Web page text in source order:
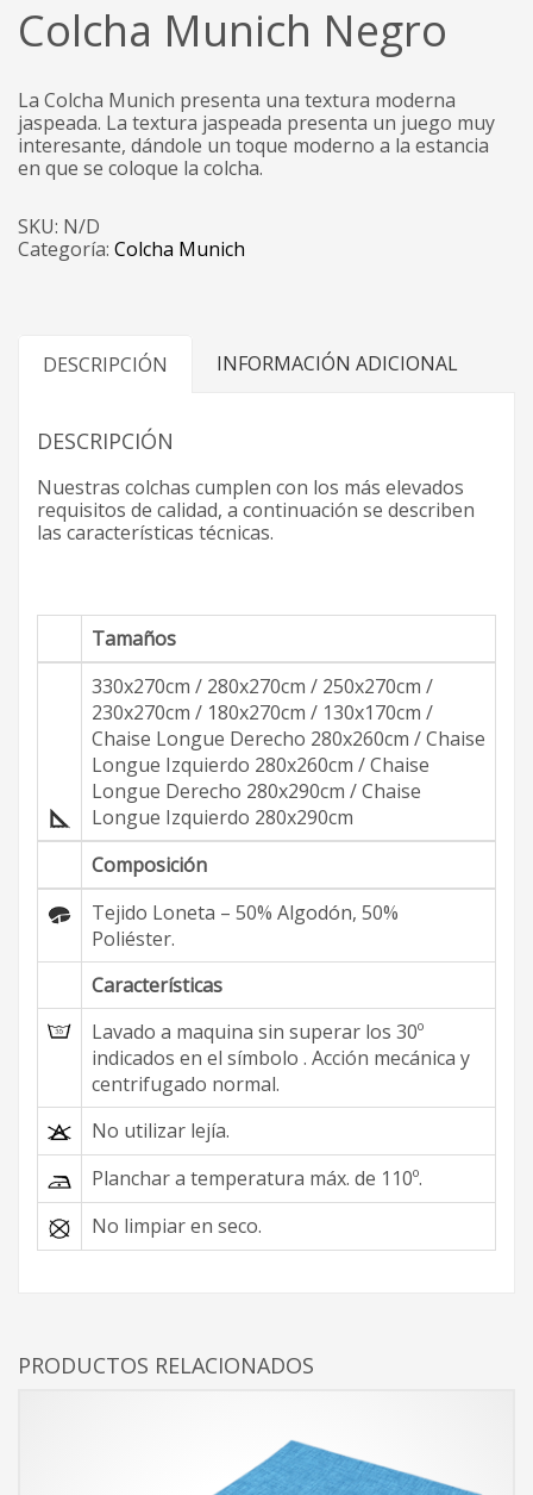
Colcha Munich Negro
La Colcha Munich presenta una textura moderna
jaspeada. La textura jaspeada presenta un juego muy
interesante, dándole un toque moderno a la estancia
en que se coloque la colcha.
SKU: N/D
Categoría: Colcha Munich
DESCRIPCIÓN INFORMACIÓN ADICIONAL
DESCRIPCIÓN
Nuestras colchas cumplen con los más elevados
requisitos de calidad, a continuación se describen
las características técnicas.
Tamaños
330x270cm / 280x270cm / 250x270cm /
230x270cm / 180x270cm / 130x170cm /
Chaise Longue Derecho 280x260cm / Chaise
Longue Izquierdo 280x260cm / Chaise
Longue Derecho 280x290cm / Chaise
Longue Izquierdo 280x290cm
Composición
Tejido Loneta – 50% Algodón, 50%
Poliéster.
Características
Lavado a maquina sin superar los 30º
indicados en el símbolo . Acción mecánica y
centrifugado normal.
No utilizar lejía.
Planchar a temperatura máx. de 110º.
No limpiar en seco.
PRODUCTOS RELACIONADOS